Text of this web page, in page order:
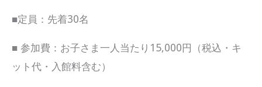
■定員：先着30名
■ 参加費：お子さま一人当たり15,000円（税込・キ
ット代・入館料含む）